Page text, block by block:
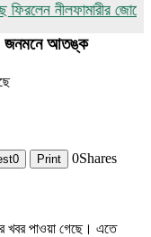
নীলফামারীর জোবেদা
জনমনে আতঙ্ক
0 Print 0Shares
খবর পাওয়া গেছে। এতে